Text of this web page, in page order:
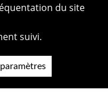
du site
suivi.